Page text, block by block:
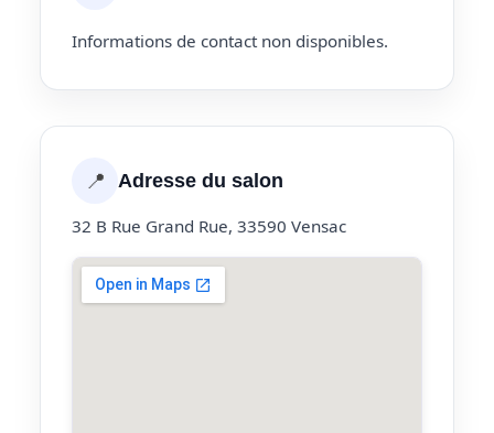
Informations de contact non disponibles.
📍 Adresse du salon
32 B Rue Grand Rue, 33590 Vensac